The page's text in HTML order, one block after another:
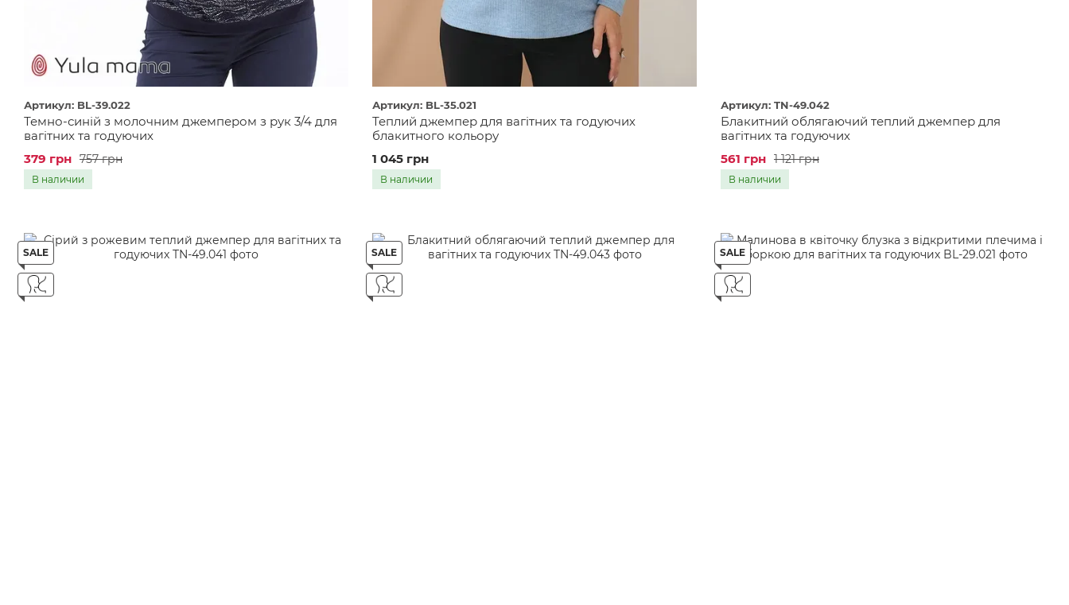
Артикул: BL-39.022
Темно-синій з молочним джемпером з рук 3/4 для
вагітних та годуючих
757 грн
379 грн
В наличии
Артикул: BL-35.021
Теплий джемпер для вагітних та годуючих
блакитного кольору
1 045 грн
В наличии
Артикул: TN-49.042
Блакитний облягаючий теплий джемпер для
вагітних та годуючих
1 121 грн
561 грн
В наличии
SALE SALE SALE